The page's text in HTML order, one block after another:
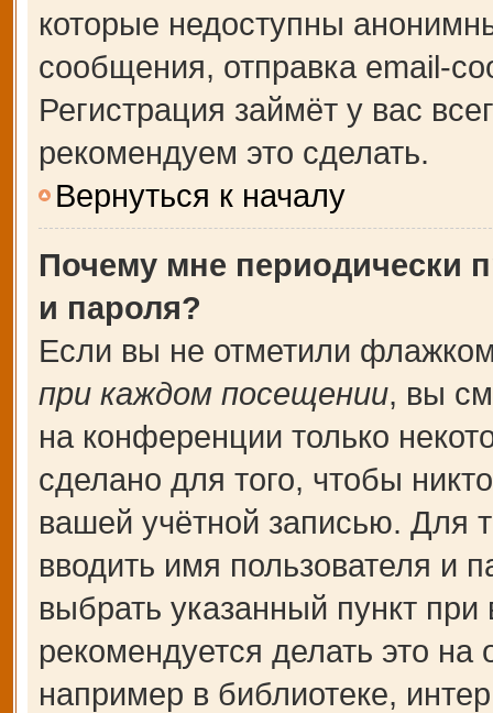
которые недоступны
сообщения, отправка email-
Регистрация займёт у вас
рекомендуем это сделать.
Вернуться к началу
Почему мне периодически
и пароля?
Если вы не отметили
при каждом посещении, вы
на конференции только
сделано для того, чтобы
вашей учётной записью. Для
вводить имя пользователя и
выбрать указанный пункт
рекомендуется делать это
например в библиотеке,